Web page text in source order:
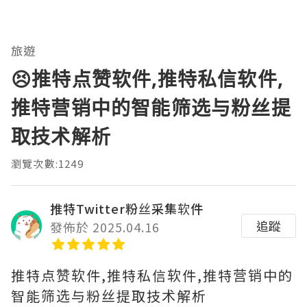
旅遊
😣推特点赞软件,推特私信软件,
推特营销中的智能筛选与粉丝提
取技术解析
瀏覽次數:1249
推特Twitter粉丝采集软件
發佈於 2025.04.16
追蹤
推特点赞软件,推特私信软件,推特营销中的
智能筛选与粉丝提取技术解析